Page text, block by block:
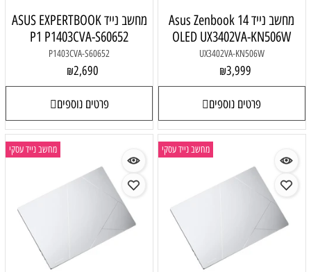
מחשב נייד Asus Zenbook 14
OLED UX3402VA-KN506W
UX3402VA-KN506W
₪3,999
פרטים נוספים
מחשב נייד ASUS EXPERTBOOK
P1 P1403CVA-S60652
P1403CVA-S60652
₪2,690
פרטים נוספים
מחשב נייד עסקי מחשב נייד עסקי